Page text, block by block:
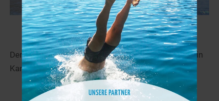
Küssnachtersee 49,2 km
Der Küssnachtersee liegt in der Nähe von Greppen in
Kanton Luzern.
mehr